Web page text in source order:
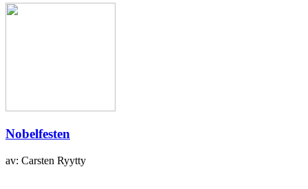
Nobelfesten
av: Carsten Ryytty